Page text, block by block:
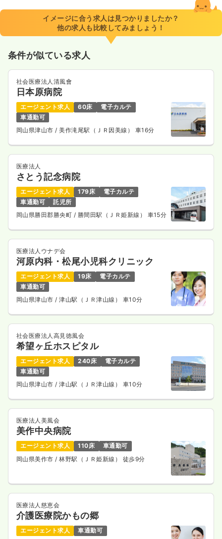
8:30～17:30（休憩60分）
日祝休み
月給26万円以上可
気になる
日勤のみ（パート）
給与 時給1,260円
時間 8:30～17:30
日勤のみ（常勤） 一時募集休止
給与 27.0万円/月 賞与2回
日祝休み
月給27万円以上可
気になる 詳細を見る
オペ室(手術室)正・准看護師 一般病院
2交代（常勤）
給与 お問い合わせください
時間 8:30～17:30
オンコールあり
担当業務未経験可 第二新卒可
気になる 詳細を見る
日勤のみ（常勤） 一時募集休止
給与 27.0万円/月 賞与2回
オンコールあり
担当業務未経験可
第二新卒可
月給27万円以上可
気になる
イメージに合う求人は見つかりましたか？
他の求人も比較してみましょう！
条件が似ている求人
社会医療法人清風會
日本原病院
エージェント求人 60床
電子カルテ
車通勤可
岡山県津山市/ 美作滝尾駅（ＪＲ因美線） 車16分
医療法人
さとう記念病院
エージェント求人 179床
電子カルテ
車通勤可
託児所
岡山県勝田郡勝央町 / 勝間田駅（ＪＲ姫新線） 車15分
医療法人ウナデ会
河原内科・松尾小児科クリニック
エージェント求人 19床
電子カルテ
車通勤可
岡山県津山市/ 津山駅（ＪＲ津山線） 車10分
社会医療法人高見徳風会
希望ヶ丘ホスピタル
エージェント求人 240床
電子カルテ
車通勤可
岡山県津山市/ 津山駅（ＪＲ津山線） 車10分
医療法人美風会
美作中央病院
エージェント求人 110床
車通勤可
岡山県美作市 / 林野駅（ＪＲ姫新線） 徒歩9分
医療法人慈恵会
介護医療院かもの郷
エージェント求人
車通勤可